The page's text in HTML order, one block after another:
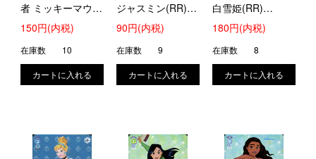
者 ミッキーマウス
&ミニーマウス
004)
150円(内税)
在庫数 10
ジャスミン(RR)
(DSY/01B-026)
90円(内税)
在庫数 9
白雪姫(RR)
(DSY/01B-027)
180円(内税)
在庫数 8